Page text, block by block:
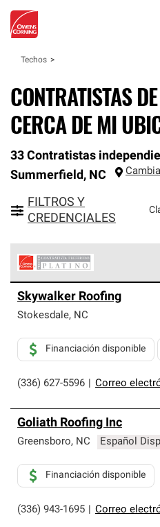
Techos
CONTRATISTAS
CERCA DE MI
33 Contratistas
Summerfield, NC
FILTROS Y
CREDENCIALES
Corning constituyen el nivel
exclusiva y cumplen con
Solo ellos pueden ofrecer
sistemas de techos.
Skywalker Roofing
Stokesdale, NC
(336) 627-5596 Correo
Financiación disponible
Goliath Roofing Inc
Greensboro, NC Español
(336) 943-1695 Correo
Financiación disponible